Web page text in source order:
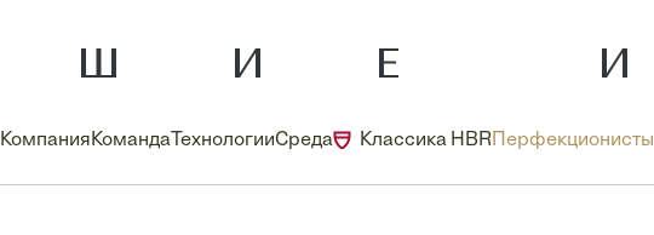
КомпанияКоманда ТехнологииСреда Классика HBR Перфекционисты